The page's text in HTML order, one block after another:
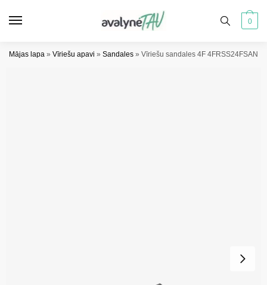
0
Mājas lapa » Vīriešu apavi » Sandales » Vīriešu sandales 4F